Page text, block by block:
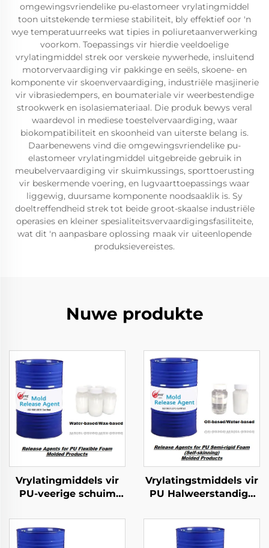
omgewingsvriendelike pu-elastomeer vrylatingmiddel
toon uitstekende termiese stabiliteit, bly effektief oor 'n
wye temperatuurreeks wat tipies in poliuretaanverwerking
voorkom. Toepassings vir hierdie veeldoelige
vrylatingmiddel strek oor verskeie nywerhede, insluitend
motorvervaardiging vir pakkinge en seëls, skoene- en
komponente vir skoenvervaardiging, industriële masjinerie
vir vibrasiedempers, en boumateriale vir weerbestendige
strookwerk en isolasiemateriaal. Die produk bewys veral
waardevol in mediese toestelvervaardiging, waar
biokompatibiliteit en skoonheid van uiterste belang is.
Daarbenewens vind die omgewingsvriendelike pu-
elastomeer vrylatingmiddel uitgebreide gebruik in
meubelvervaardiging vir skuimkussings, sporttoerusting
vir beskermende voering, en lugvaarttoepassings waar
liggewig, duursame komponente noodsaaklik is. Sy
doeltreffendheid strek tot beide groot-skaalse industriële
operasies en kleiner spesialiteitsvervaardigingsfasiliteite,
wat dit 'n aanpasbare oplossing maak vir uiteenlopende
produksievereistes.
Nuwe produkte
Vrylatingmiddels vir
PU-veerige schuim
Vrylatingstmiddels vir
PU Halweerstandige
Produkte